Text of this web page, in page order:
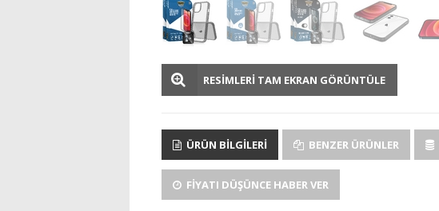
RESİMLERİ TAM EKRAN GÖRÜNTÜLE
ÜRÜN BILGILERI BENZER ÜRÜNLER
FIYATI DÜŞÜNCE HABER VER